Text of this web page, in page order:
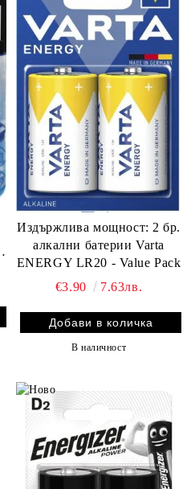
Издържлива мощност: 2 бр.
алкални батерии Varta
ENERGY LR20 - Value Pack
€3.90
7.63лв.
В наличност